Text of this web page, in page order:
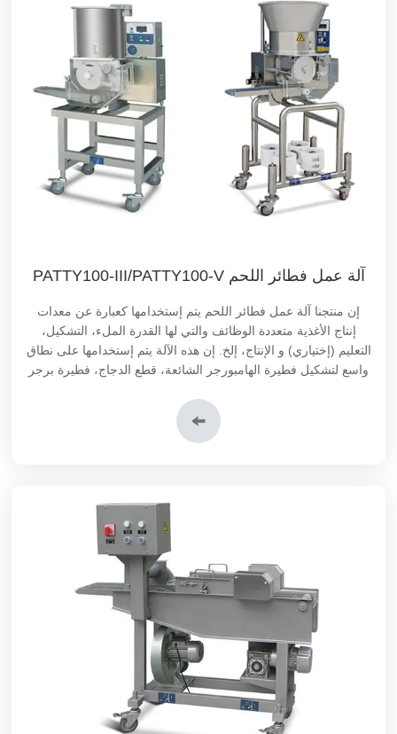
آلة عمل فطائر اللحم PATTY100-III/PATTY100-V
إن منتجنا آلة عمل فطائر اللحم يتم إستخدامها كعبارة عن معدات
إنتاج الأغذية متعددة الوظائف والتي لها القدرة الملء، التشكيل،
التعليم (إختياري) و الإنتاج، إلخ. إن هذه الآلة يتم إستخدامها على نطاق
واسع لتشكيل فطيرة الهامبورجر الشائعة، قطع الدجاج، فطيرة برجر